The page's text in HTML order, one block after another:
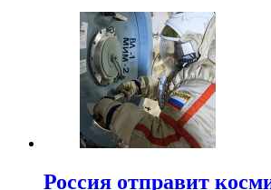
Россия отправит